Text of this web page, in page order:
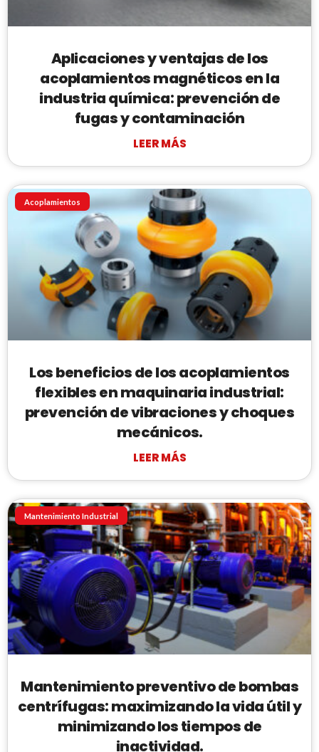
Aplicaciones y ventajas de los
acoplamientos magnéticos en la
industria química: prevención de
fugas y contaminación
LEER MÁS
Acoplamientos
Los beneficios de los acoplamientos
flexibles en maquinaria industrial:
prevención de vibraciones y choques
mecánicos.
LEER MÁS
Mantenimiento Industrial
Mantenimiento preventivo de bombas
centrífugas: maximizando la vida útil y
minimizando los tiempos de
inactividad.